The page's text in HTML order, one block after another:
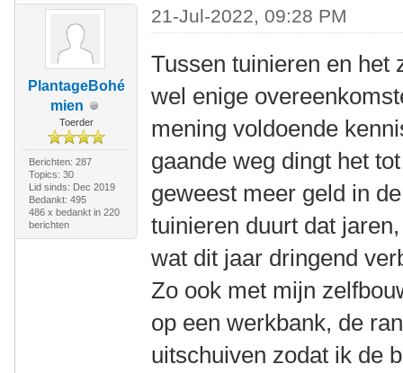
PlantageBohé
mien
Toerder
Berichten: 287
Topics: 30
Lid sinds: Dec 2019
Bedankt: 495
486 x bedankt in 220
berichten
21-Jul-2022, 09:28 PM
Tussen tuinieren en het
wel enige
mening voldoende
gaande weg dingt het
geweest meer geld in
tuinieren duurt dat
wat dit jaar dringend
Zo ook met mijn
op een werkbank, de
uitschuiven zodat ik de